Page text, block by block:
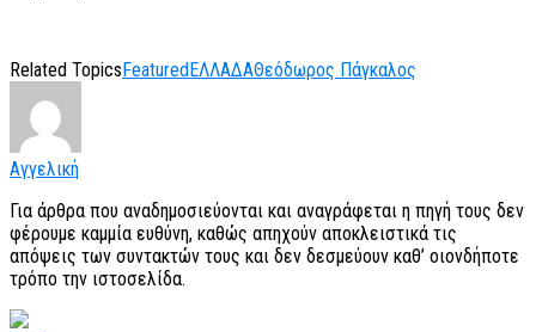
Related Topics Featured ΕΛΛΑΔΑΘεόδωρος Πάγκαλος
Αγγελική
Για άρθρα που αναδημοσιεύονται και αναγράφεται η πηγή τους δεν
φέρουμε καμμία ευθύνη, καθώς απηχούν αποκλειστικά τις
απόψεις των συντακτών τους και δεν δεσμεύουν καθ’ οιονδήποτε
τρόπο την ιστοσελίδα.